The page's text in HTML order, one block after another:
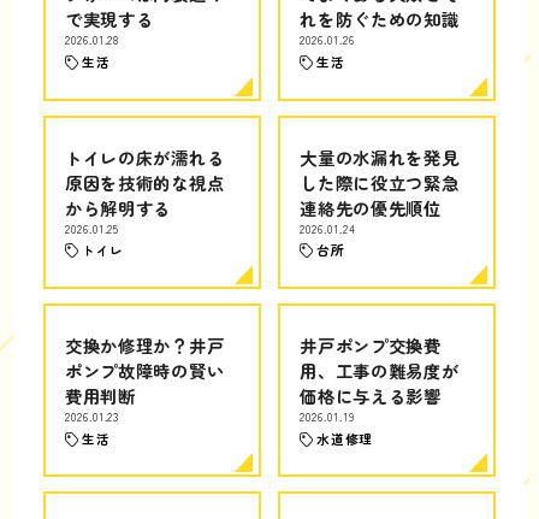
で実現する
2026.01.28
生活
れを防ぐための知識
2026.01.26
生活
トイレの床が濡れる
原因を技術的な視点
から解明する
2026.01.25
トイレ
大量の水漏れを発見
した際に役立つ緊急
連絡先の優先順位
2026.01.24
台所
交換か修理か？井戸
ポンプ故障時の賢い
費用判断
2026.01.23
生活
井戸ポンプ交換費
用、工事の難易度が
価格に与える影響
2026.01.19
水道修理